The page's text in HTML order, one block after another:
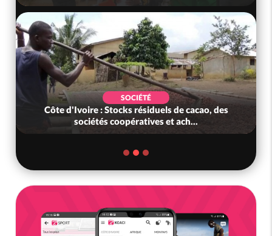
SOCIÉTÉ
Côte d'Ivoire : Stocks résiduels de cacao, des
sociétés coopératives et ach...